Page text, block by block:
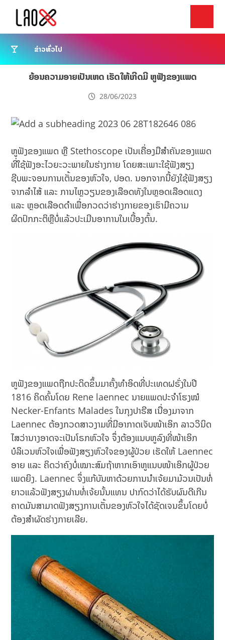
ຂ່າວທົ່ວໄປ
ຍ້ອນຄວາມອາຍເປັນເຫດ ເຮັດໃຫ້ເກີດມີ ຫູຟັງຂອງແພດ
28/06/2023
ຫູຟັງຂອງແພດ ຫຼື Stethoscope ເປັນເຄື່ອງມືສຳຄັນຂອງແພດ
ທີ່ໃຊ້ຟັງອະໄວຍະວະພາຍໃນຮ່າງກາຍ ໂດຍສະເພາະໃຊ້ຟັງສຽງ
ຊີບພະຈອນການເຕັ້ນຂອງຫົວໃຈ, ປອດ. ນອກຈາກນີ້ຍັງໃຊ້ຟັງສຽງ
ຈາກລຳໄສ້ ແລະ ການໄຫຼວຽນຂອງເລືອດທັງໃນຫຼອດເລືອດແດງ
ແລະ ຫຼອດເລືອດດຳເພື່ອກວດວ່າຮ່າງກາຍຂອງເຮົາມີຄວາມ
ຜິດປົກກະຕິຫຼືບໍ່ແລ້ວປະເມີນອາການໃນເບື້ອງຕົ້ນ.
ຫູຟັງຂອງແພດຖືກປະດິດຂຶ້ນມາຄັ້ງທຳອິດທີ່ປະເທດຝຣັ່ງໃນປີ
1816 ຄິດຄົ້ນໂດຍ Rene laennec ນາຍແພດປະຈຳໂຮງໝໍ
Necker-Enfants Malades ໃນກຸງປາຣີສ ເນື່ອງມາຈາກ
Laennec ຕ້ອງກວດສາວງາມທີ່ມີອາກາດເຈັບໜ້າເອິກ ລາວວິນິດ
ໄສວ່ານາງອາດຈະເປັນໂຣກຫົວໃຈ ຈຶ່ງຕ້ອງແນບຫູລົງທີ່ໜ້າເອິກ
ບໍລິເວນຫົວໃຈເພື່ອຟັງສຽງຫົວໃຈຂອງຜູ້ປ່ວຍ ເຮັດໃຫ້ Laennec
ອາຍ ແລະ ຄິດວ່າຄົງບໍ່ເໝາະສົມຖ້າຫາກເອົາຫູແນບໜ້າເອິກຜູ້ປ່ວຍ
ເພດຍິງ. Laennec ຈຶ່ງແກ້ບັນຫາດ້ວຍການນຳເຈ້ຍມາມ້ວນເປັນທໍ່
ຍາວແລ້ວຟັງສຽງຜ່ານທໍ່ເຈ້ຍນັ້ນແທນ ປາກົດວ່າໄດ້ຮັບຜົນດີເກີນ
ຄາດມັນສາມາດຟັງສຽງການເຕັ້ນຂອງຫົວໃຈໄດ້ຊັດເຈນຂຶ້ນໂດຍບໍ່
ຕ້ອງສຳຜັດຮ່າງກາຍເລີຍ.